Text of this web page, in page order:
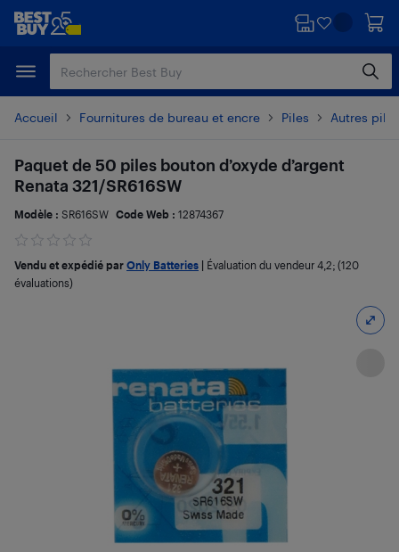
Passer
principal
Passer
Accueil Fournitures de bureau et encre Piles Autres piles
Paquet de 50 piles bouton d’oxyde d’argent
Renata 321/SR616SW
Modèle : SR616SW Code Web : 12874367
Vendu et expédié par Only Batteries Évaluation du vendeur 4,2; (120
évaluations)